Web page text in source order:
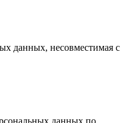
данных, несовместимая с